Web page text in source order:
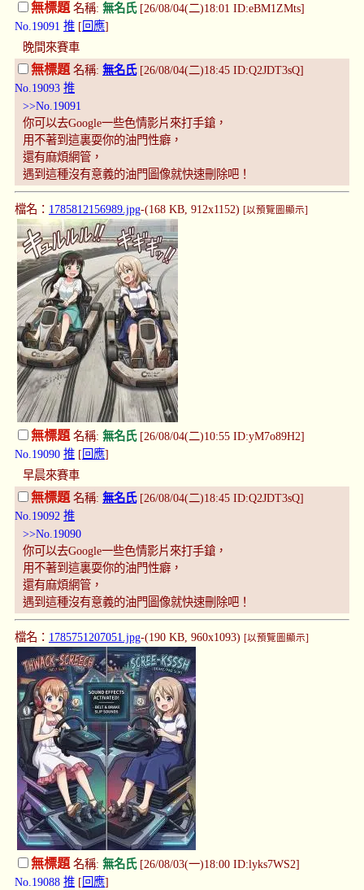
無標題名稱: 無名氏[26/08/04(二)18:01 ID:eBM1ZMts]
No.19091 推 [ 回應]
晚間來賽車
無標題名稱: 無名氏[26/08/04(二)18:45 ID:Q2JDT3sQ]
No.19093 推
>>No.19091
你可以去Google一些色情影片來打手鎗，
用不著到這裏耍你的油門性癖，
還有麻煩網管，
遇到這種沒有意義的油門圖像就快速刪除吧！
檔名： 1785812156989.jpg-(168 KB, 912x1152) [以預覽圖顯示]
無標題名稱: 無名氏[26/08/04(二)10:55 ID:yM7o89H2]
No.19090 推 [ 回應]
早晨來賽車
無標題名稱: 無名氏[26/08/04(二)18:45 ID:Q2JDT3sQ]
No.19092 推
>>No.19090
你可以去Google一些色情影片來打手鎗，
用不著到這裏耍你的油門性癖，
還有麻煩網管，
遇到這種沒有意義的油門圖像就快速刪除吧！
檔名： 1785751207051.jpg-(190 KB, 960x1093) [以預覽圖顯示]
無標題名稱: 無名氏[26/08/03(一)18:00 ID:lyks7WS2]
No.19088 推 [ 回應]